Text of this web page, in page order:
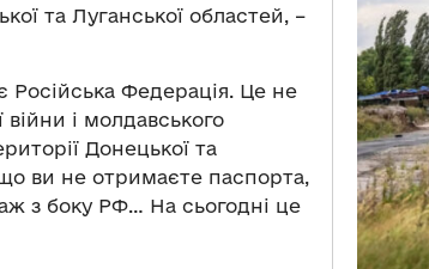
та Луганської областей, –
Російська Федерація. Це не
і молдавського
Донецької та
ви не отримаєте паспорта,
з боку РФ… На сьогодні це